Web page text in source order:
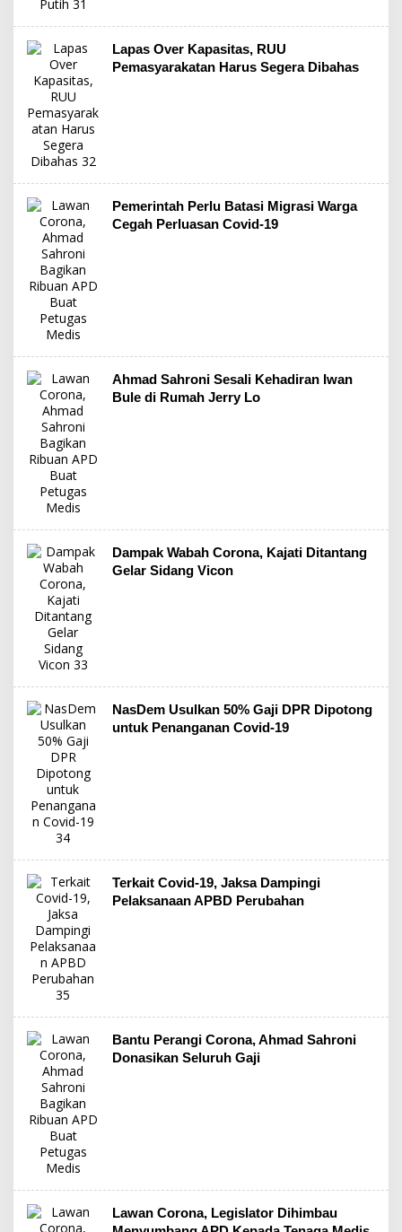
Lapas Over Kapasitas, RUU
Pemasyarakatan Harus Segera Dibahas
Pemerintah Perlu Batasi Migrasi Warga
Cegah Perluasan Covid-19
Ahmad Sahroni Sesali Kehadiran Iwan
Bule di Rumah Jerry Lo
Dampak Wabah Corona, Kajati Ditantang
Gelar Sidang Vicon
NasDem Usulkan 50% Gaji DPR Dipotong
untuk Penanganan Covid-19
Terkait Covid-19, Jaksa Dampingi
Pelaksanaan APBD Perubahan
Bantu Perangi Corona, Ahmad Sahroni
Donasikan Seluruh Gaji
Lawan Corona, Legislator Dihimbau